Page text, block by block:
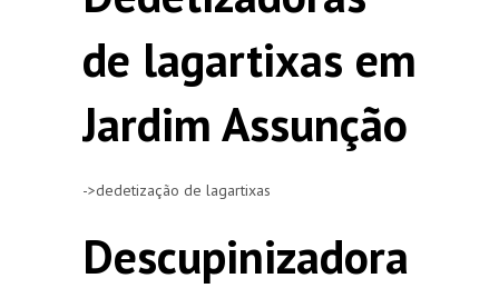
de lagartixas em
Jardim Assunção
->dedetização de lagartixas
Descupinizadora